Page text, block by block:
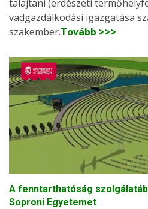
talajtani (erdészeti
vadgazdálkodási igazgatása
szakember.Tovább >>>
A fenntarthatóság
Soproni Egyetemet